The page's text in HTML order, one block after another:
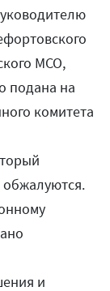
МСО,
подана на
комитета
обжалуются.
и